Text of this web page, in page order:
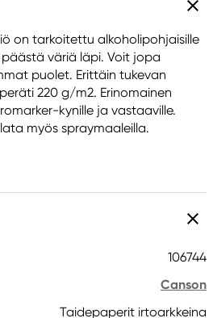
on tarkoitettu alkoholipohjaisille
väriä läpi. Voit jopa
puolet. Erittäin tukevan
220 g/m2. Erinomainen
kynille ja vastaaville.
myös spraymaaleilla.
106744
Canson
Taidepaperit irtoarkkeina